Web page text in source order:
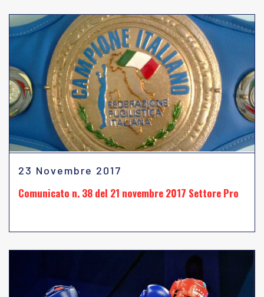
23 Novembre 2017
Comunicato n. 38 del 21 novembre 2017 Settore Pro